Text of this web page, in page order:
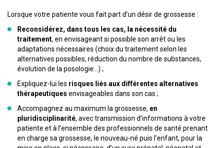
Lorsque votre patiente vous fait part d’un désir de grossesse :
Reconsidérez, dans tous les cas, la nécessité du
traitement, en envisageant si possible son arrêt ou les
adaptations nécessaires (choix du traitement selon les
alternatives possibles, réduction du nombre de substances,
évolution de la posologie...) ;
Expliquez-lui les risques liés aux différentes alternatives
thérapeutiques envisageables dans son cas ;
Accompagnez au maximum la grossesse, en
pluridisciplinarité, avec transmission d’informations à votre
patiente et à l’ensemble des professionnels de santé prenant
en charge sa grossesse, le nouveau-né puis l’enfant, pour la